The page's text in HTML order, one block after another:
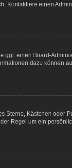
Kontaktiere einen
ggf. einen Board-
dazu können
Sterne, Kästchen oder
Regel um ein